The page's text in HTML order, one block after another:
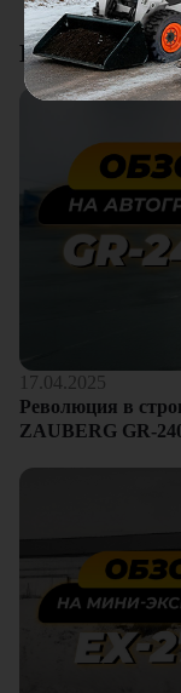
Видеоотзывы
17.04.2025
Революция в
ZAUBERG GR-